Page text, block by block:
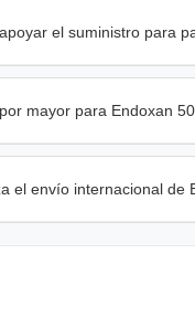
el suministro para
mayor para Endoxan
el envío internacional de